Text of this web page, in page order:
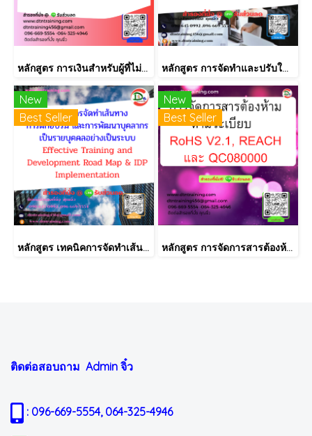
หลักสูตร การเงินสำหรับผู้ที่ไม่ได้มีวิชาชีพด้านการเงิน (Finance for Non-Finance Professionals) หลักสูตร การจัดทำและปรับใช้ SKILLS MATRIX อย่างได้ผล Skill Matrix Setting & Implementation
New
Best Seller
หลักสูตร เทคนิคการจัดทำเส้นทางการฝึกอบรม และการพัฒนาบุคลากร เป็นรายบุคคลอย่างเป็นระบบ Effective Training and Development Road Map & IDP Implementation
New
Best Seller
หลักสูตร การจัดการสารต้องห้ามตามระเบียบ RoHS V2.1, REACH และ QC080000
ติดต่อสอบถาม Admin จิ๋ว
: 096-669-5554, 064-325-4946